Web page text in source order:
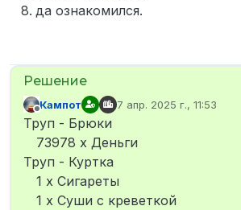
да ознакомился.
Не в сети
Кампот 7 апр. 2025 г., 11:53
отредактировано
Труп - Брюки
73978 x Деньги
Труп - Куртка
1 x Сигареты
1 x Суши с креветкой